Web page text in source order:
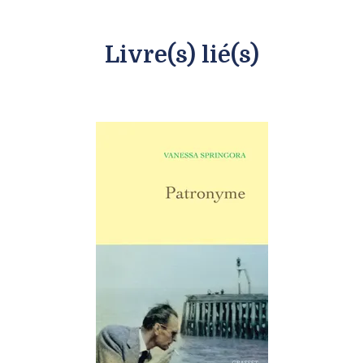
Livre(s) lié(s)